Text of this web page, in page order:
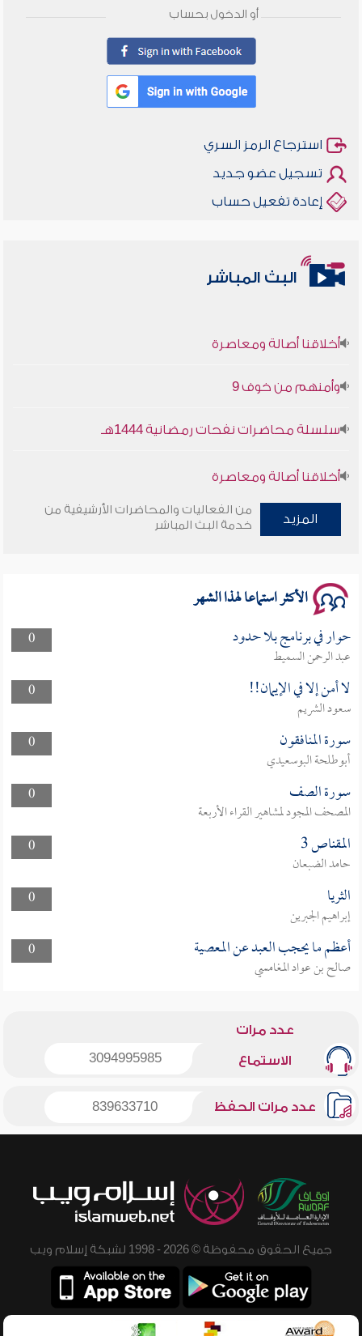
أو الدخول بحساب
استرجاع الرمز السري
تسجيل عضو جديد
إعادة تفعيل حساب
البث المباشر
أخلاقنا أصالة ومعاصرة
وأمنهم من خوف 9
سلسلة محاضرات نفحات رمضانية 1444هـ
أخلاقنا أصالة ومعاصرة
وأمنهم من خوف 9
المزيد
من الفعاليات والمحاضرات الأرشيفية من
خدمة البث المباشر
الأكثر استماعا لهذا الشهر
0 حوار في برنامج بلا حدود
عبد الرحمن السميط
0
لا أمن إلا في الإيمان!!
سعود الشريم
0
سورة المنافقون
أبوطلحة البوسعيدي
0
سورة الصف
المصحف المجود لمشاهير القراء الأربعة
0
المقناص 3
حامد الضبعان
0
الثريا
إبراهيم الجبرين
0
أعظم ما يحجب العبد عن المعصية
صالح بن عواد المغامسي
عدد مرات
الاستماع 3094995985
عدد مرات الحفظ 839633710
جميع الحقوق محفوظة © 2026 - 1998 لشبكة إسلام ويب